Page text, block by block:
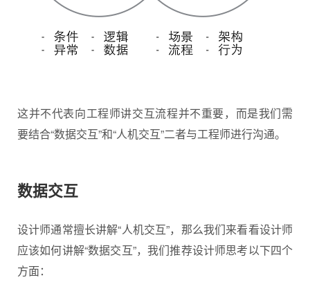
这并不代表向工程师讲交互流程并不重要，而是我们需
要结合“数据交互”和“人机交互”二者与工程师进行沟通。
数据交互
设计师通常擅长讲解“人机交互”，那么我们来看看设计师
应该如何讲解“数据交互”，我们推荐设计师思考以下四个
方面：